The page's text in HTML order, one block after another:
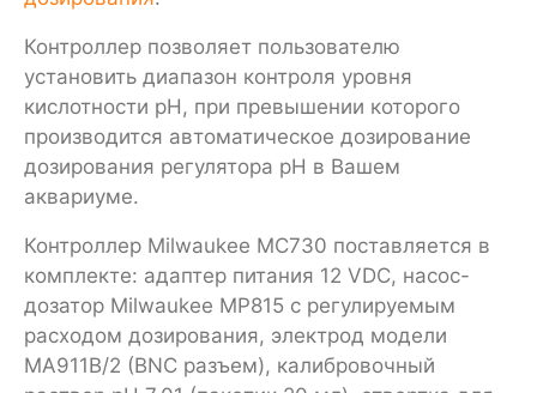
Контроллер позволяет пользователю
установить диапазон контроля уровня
кислотности pH, при превышении которого
производится автоматическое дозирование
дозирования регулятора pH в Вашем
аквариуме.
Контроллер Milwaukee MC730 поставляется в
комплекте: адаптер питания 12 VDC, насос-
дозатор Milwaukee MP815 с регулируемым
расходом дозирования, электрод модели
MA911B/2 (BNC разъем), калибровочный